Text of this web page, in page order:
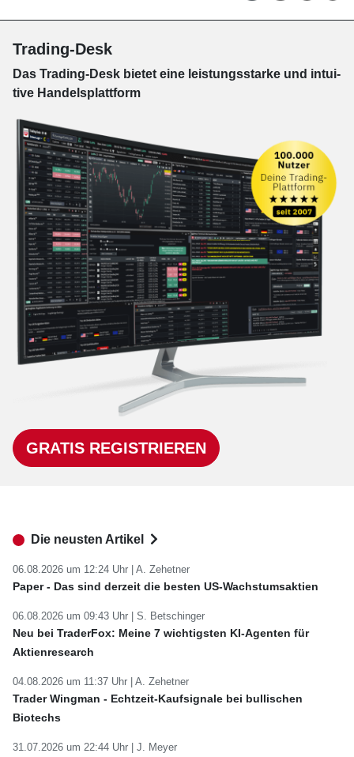
Trading-Desk
Das Trading-Desk bie­tet eine leis­tungs­star­ke und in­tui­
tive Han­dels­platt­form
GRATIS REGISTRIEREN
Die neusten Artikel
06.08.2026 um 12:24 Uhr | A. Zehetner
Paper - Das sind derzeit die besten US-Wachstumsaktien
06.08.2026 um 09:43 Uhr | S. Betschinger
Neu bei TraderFox: Meine 7 wichtigsten KI-Agenten für
Aktienresearch
04.08.2026 um 11:37 Uhr | A. Zehetner
Trader Wingman - Echtzeit-Kaufsignale bei bullischen
Biotechs
31.07.2026 um 22:44 Uhr | J. Meyer